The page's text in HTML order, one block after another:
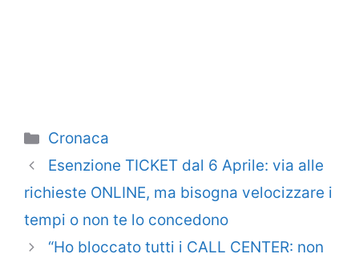
Categorie
Cronaca
Esenzione TICKET dal 6 Aprile: via alle
richieste ONLINE, ma bisogna velocizzare i
tempi o non te lo concedono
“Ho bloccato tutti i CALL CENTER: non